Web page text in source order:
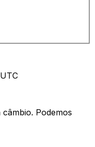
câmbio. Podemos